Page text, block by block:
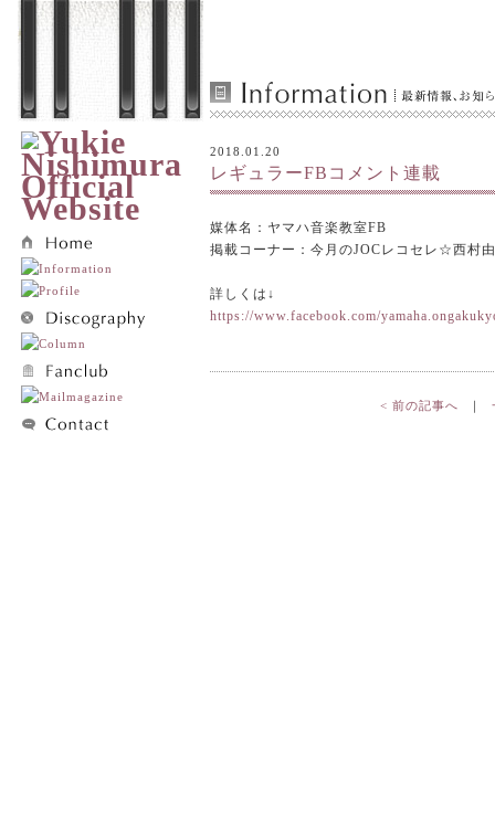
2018.01.20
レギュラーFBコメント連載
媒体名：ヤマハ音楽教室FB
掲載コーナー：今月のJOCレコセレ☆西村
詳しくは↓
https://www.facebook.com/
< 前の記事へ ｜